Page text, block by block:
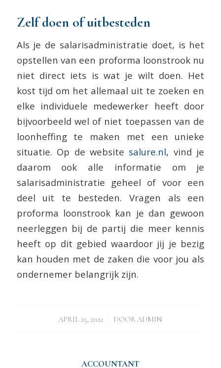
Zelf doen of uitbesteden
Als je de salarisadministratie doet, is het
opstellen van een proforma loonstrook nu
niet direct iets is wat je wilt doen. Het
kost tijd om het allemaal uit te zoeken en
elke individuele medewerker heeft door
bijvoorbeeld wel of niet toepassen van de
loonheffing te maken met een unieke
situatie. Op de website salure.nl, vind je
daarom ook alle informatie om je
salarisadministratie geheel of voor een
deel uit te besteden. Vragen als een
proforma loonstrook kan je dan gewoon
neerleggen bij de partij die meer kennis
heeft op dit gebied waardoor jij je bezig
kan houden met de zaken die voor jou als
ondernemer belangrijk zijn.
APRIL 25, 2022
/ DOORADMIN
ACCOUNTANT